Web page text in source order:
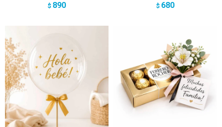
$ 890 $ 680